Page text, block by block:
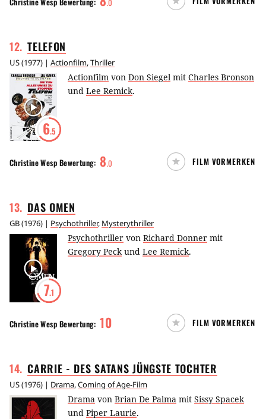
12. TELEFON
US(1977) | Actionfilm,Thriller
6.5
Actionfilm von Don Siegel mit Charles Bronson
und Lee Remick.
Christine Wesp Bewertung: 8.0 FILM VORMERKEN
13. DAS OMEN
GB(1976) | Psychothriller, Mysterythriller
7.1
Psychothriller von Richard Donner mit
Gregory Peckund Lee Remick.
Christine Wesp Bewertung: 10 FILM VORMERKEN
14. CARRIE - DES SATANS JÜNGSTE TOCHTER
US(1976) | Drama,Coming of Age-Film
Drama von Brian De Palma mit Sissy Spacek
und Piper Laurie.